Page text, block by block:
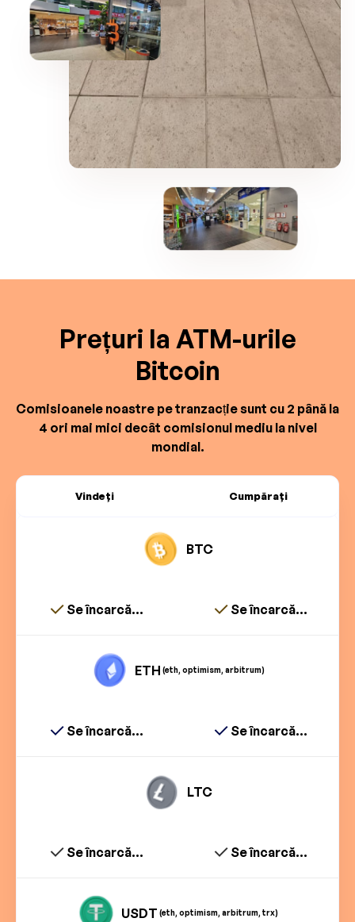
Prețuri la ATM-urile
Bitcoin
Comisioanele noastre pe tranzacție sunt cu 2 până la
4 ori mai mici decât comisionul mediu la nivel
mondial.
Vindeți Cumpărați
BTC
Se încarcă... Se încarcă...
ETH (eth, optimism, arbitrum)
Se încarcă... Se încarcă...
LTC
Se încarcă... Se încarcă...
USDT (eth, optimism, arbitrum, trx)